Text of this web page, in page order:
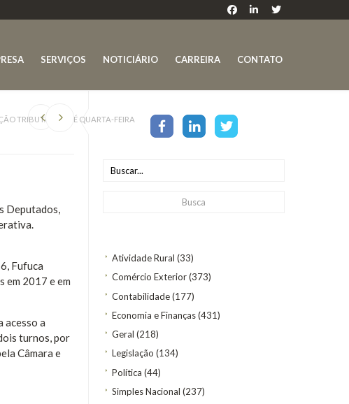
SERVIÇOS NOTICIÁRIO CARREIRA CONTATO
Atividade Rural (33)
Comércio Exterior(373)
Contabilidade(177)
Economia e Finanças(431)
Geral (218)
Legislação (134)
Política (44)
Simples Nacional (237)
TRIBUTÁRIA ATÉ QUARTA-FEIRA
Deputados,
Fufuca
em 2017 e em
acesso a
turnos, por
Câmara e